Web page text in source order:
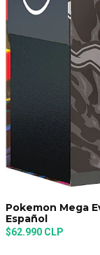
Pokemon Mega
Español
$62.990 CLP